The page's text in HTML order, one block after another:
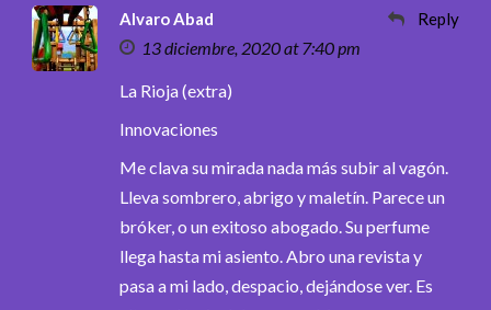
Alvaro Abad
13 diciembre, 2020 at 7:40 pm
Reply
La Rioja (extra)
Innovaciones
Me clava su mirada nada más subir al vagón.
Lleva sombrero, abrigo y maletín. Parece un
bróker, o un exitoso abogado. Su perfume
llega hasta mi asiento. Abro una revista y
pasa a mi lado, despacio, dejándose ver. Es